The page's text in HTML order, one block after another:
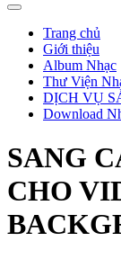
Trang chủ
Giới thiệu
Album Nhạc
Thư Viện
DỊCH VỤ
Download
SANG
CHO